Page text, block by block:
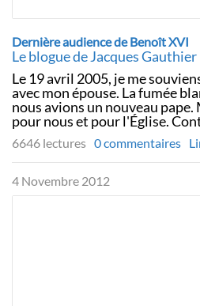
Dernière audience de Benoît XVI
Le blogue de Jacques Gauthier
Le 19 avril 2005, je me
avec mon épouse. La fumée
nous avions un nouveau
pour nous et pour l'Église.
6646 lectures 0 commentaires
4 Novembre 2012